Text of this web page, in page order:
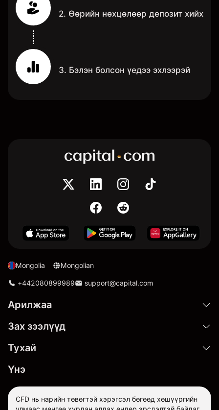
2. Өөрийн нөхцөлөөр депозит хийх
3. Бэлэн болсон үедээ эхлээрэй
Mongolia Mongolian
+442080899989 support@capital.com
Арилжаа
Зах зээлүүд
Тухай
Үнэ
CFD нь нарийн төвөгтэй хэрэгсэл бөгөөд хөшүүргийн